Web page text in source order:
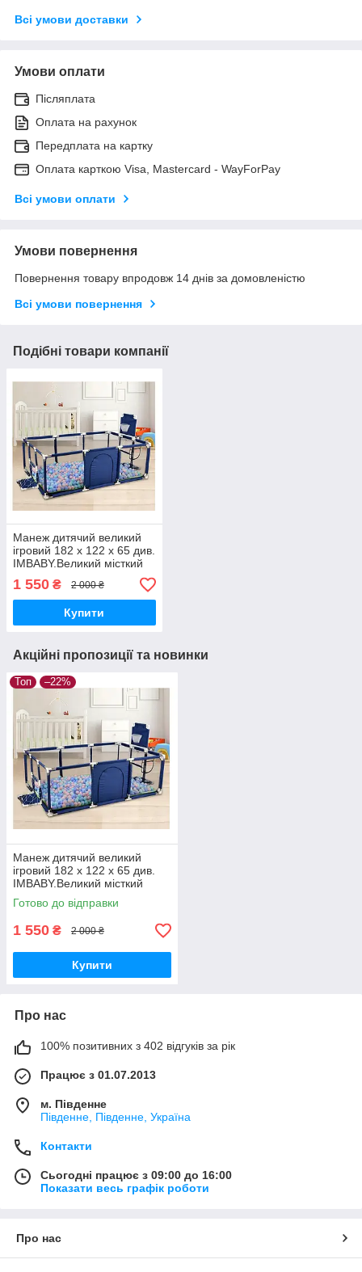
Всі умови доставки
Умови оплати
Післяплата
Оплата на рахунок
Передплата на картку
Оплата карткою Visa, Mastercard - WayForPay
Всі умови оплати
Умови повернення
Повернення товару впродовж 14 днів за домовленістю
Всі умови повернення
Подібні товари компанії
Манеж дитячий великий
ігровий 182 х 122 х 65 див.
IMBABY.Великий місткий
манеж
1 550 ₴ 2 000 ₴
Купити
Акційні пропозиції та новинки
Топ –22%
Манеж дитячий великий
ігровий 182 х 122 х 65 див.
IMBABY.Великий місткий
манеж
Готово до відправки
1 550 ₴ 2 000 ₴
Купити
Про нас
100% позитивних з 402 відгуків за рік
Працює з 01.07.2013
м. Південне
Південне, Південне, Україна
Контакти
Сьогодні працює з 09:00 до 16:00
Показати весь графік роботи
Про нас